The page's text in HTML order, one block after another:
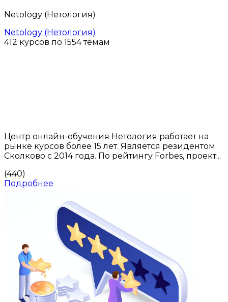
Netology (Нетология)
Netology (Нетология)
412 курсов по 1554 темам
Центр онлайн-обучения Нетология работает на
рынке курсов более 15 лет. Является резидентом
Сколково с 2014 года. По рейтингу Forbes, проект...
(440)
Подробнее